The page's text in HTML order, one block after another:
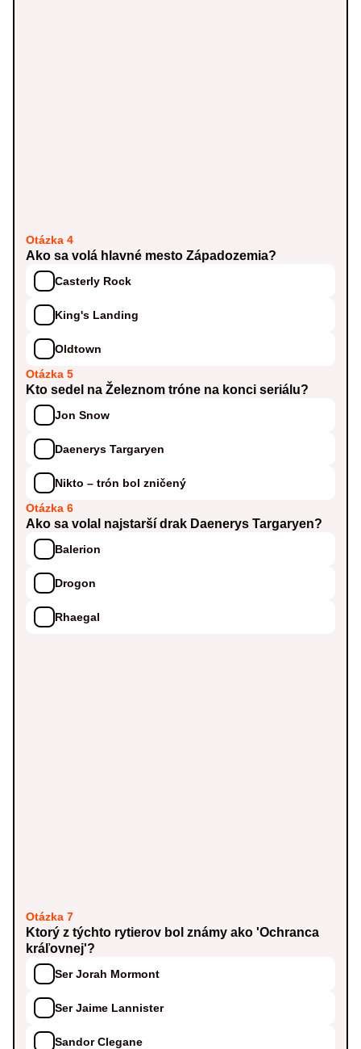
Otázka 4
Ako sa volá hlavné mesto Západozemia?
Casterly Rock
King's Landing
Oldtown
Otázka 5
Kto sedel na Železnom tróne na konci seriálu?
Jon Snow
Daenerys Targaryen
Nikto – trón bol zničený
Otázka 6
Ako sa volal najstarší drak Daenerys Targaryen?
Balerion
Drogon
Rhaegal
Otázka 7
Ktorý z týchto rytierov bol známy ako 'Ochranca
kráľovnej'?
Ser Jorah Mormont
Ser Jaime Lannister
Sandor Clegane